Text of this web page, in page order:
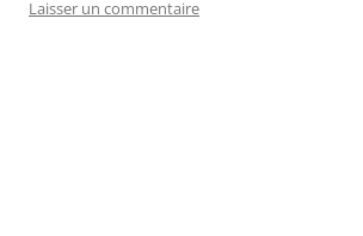
Laisser un commentaire